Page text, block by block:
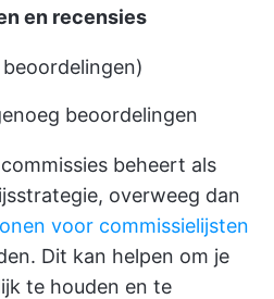
en recensies
beoordelingen
beheert als
overweeg dan
voor commissielijsten
Dit kan helpen om je
te houden en te